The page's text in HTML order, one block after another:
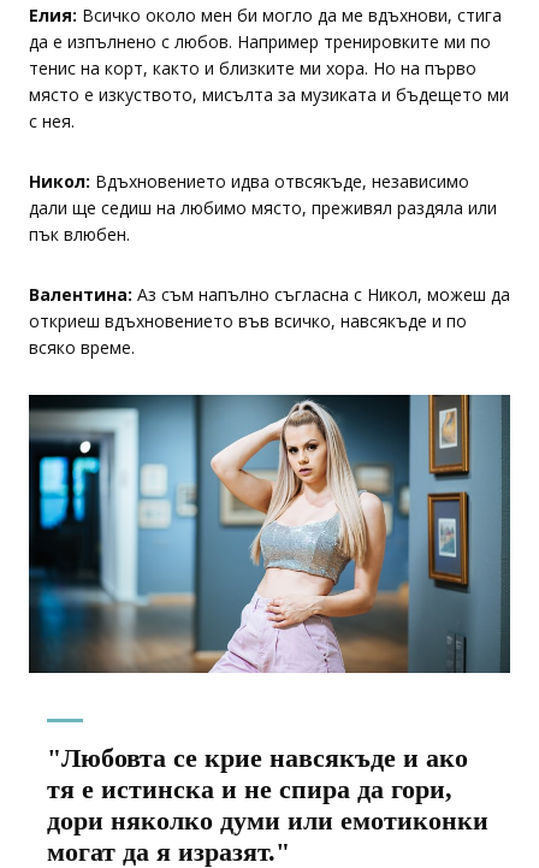
Елия: Всичко около мен би могло да ме вдъхнови, стига
да е изпълнено с любов. Например тренировките ми по
тенис на корт, както и близките ми хора. Но на първо
място е изкуството, мисълта за музиката и бъдещето ми
с нея.
Никол: Вдъхновението идва отвсякъде, независимо
дали ще седиш на любимо място, преживял раздяла или
пък влюбен.
Валентина: Аз съм напълно съгласна с Никол, можеш да
откриеш вдъхновението във всичко, навсякъде и по
всяко време.
"Любовта се крие навсякъде и ако
тя е истинска и не спира да гори,
дори няколко думи или емотиконки
могат да я изразят."